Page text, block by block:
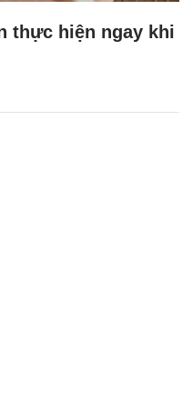
thực hiện ngay khi